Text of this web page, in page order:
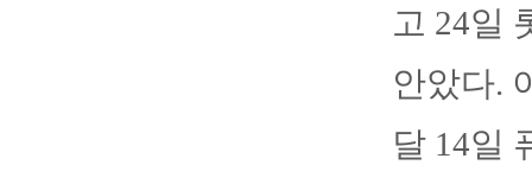
고 24일
안았다.
달 14일